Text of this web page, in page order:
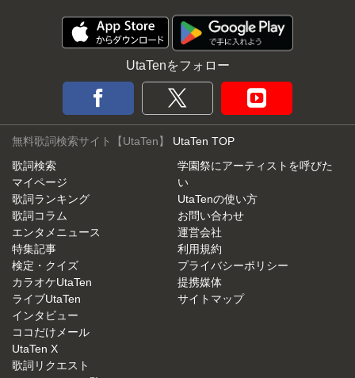
UtaTenをフォロー
無料歌詞検索サイト【UtaTen】 UtaTen TOP
歌詞検索
マイページ
歌詞ランキング
歌詞コラム
エンタメニュース
特集記事
検定・クイズ
カラオケUtaTen
ライブUtaTen
インタビュー
ココだけメール
UtaTen X
歌詞リクエスト
学園祭にアーティストを呼びた
い
UtaTenの使い方
お問い合わせ
運営会社
利用規約
プライバシーポリシー
提携媒体
サイトマップ